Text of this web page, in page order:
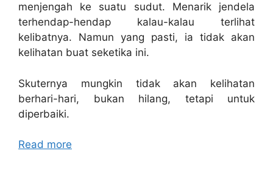
menjengah ke suatu sudut. Menarik jendela
terhendap-hendap kalau-kalau terlihat
kelibatnya. Namun yang pasti, ia tidak akan
kelihatan buat seketika ini.
Skuternya mungkin tidak akan kelihatan
berhari-hari, bukan hilang, tetapi untuk
diperbaiki.
Read more